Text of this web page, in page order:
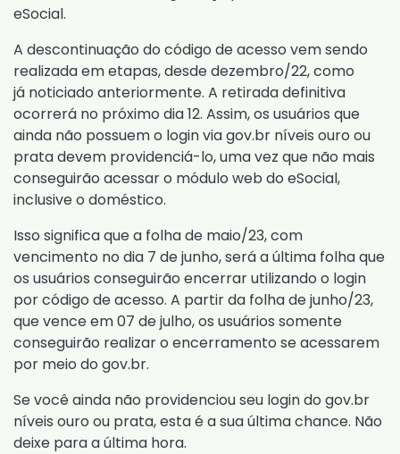
eSocial.
A descontinuação do código de acesso vem sendo
realizada em etapas, desde dezembro/22, como
já noticiado anteriormente. A retirada definitiva
ocorrerá no próximo dia 12. Assim, os usuários que
ainda não possuem o login via gov.br níveis ouro ou
prata devem providenciá-lo, uma vez que não mais
conseguirão acessar o módulo web do eSocial,
inclusive o doméstico.
Isso significa que a folha de maio/23, com
vencimento no dia 7 de junho, será a última folha que
os usuários conseguirão encerrar utilizando o login
por código de acesso. A partir da folha de junho/23,
que vence em 07 de julho, os usuários somente
conseguirão realizar o encerramento se acessarem
por meio do gov.br.
Se você ainda não providenciou seu login do gov.br
níveis ouro ou prata, esta é a sua última chance. Não
deixe para a última hora.